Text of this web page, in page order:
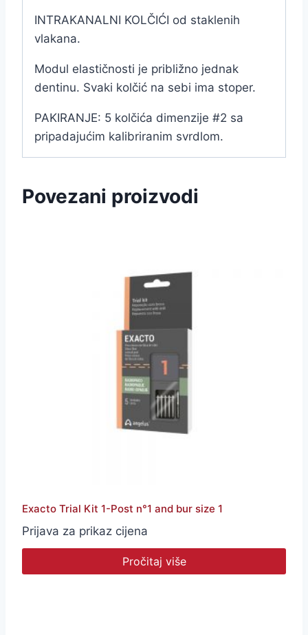
INTRAKANALNI KOLČIĆI od staklenih
vlakana.
Modul elastičnosti je približno jednak
dentinu. Svaki kolčić na sebi ima stoper.
PAKIRANJE: 5 kolčića dimenzije #2 sa
pripadajućim kalibriranim svrdlom.
Povezani proizvodi
Exacto Trial Kit 1-Post n°1 and bur size 1
Prijava za prikaz cijena
Pročitaj više